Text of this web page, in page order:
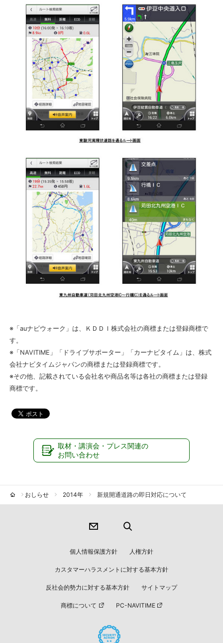
※「auナビウォーク」は、ＫＤＤＩ株式会社の商標または登録商標で
す。
※「NAVITIME」「ドライブサポーター」「カーナビタイム」は、株式
会社ナビタイムジャパンの商標または登録商標です。
※その他、記載されている会社名や商品名等は各社の商標または登録
商標です。
取材・講演会・プレス関連の
お問い合わせ
おしらせ 2014年 新規開通道路の即日対応について
個人情報保護方針 人権方針
カスタマーハラスメントに対する基本方針
反社会的勢力に対する基本方針 サイトマップ
商標について PC-NAVITIME